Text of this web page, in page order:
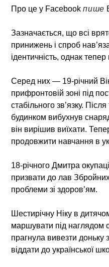
Про це у Facebookпише
Зазначається, що всі
принижень і спроб
ідентичність, однак
Серед них — 19-річний
прифронтовій зоні під
стабільного зв’язку.
будинком вибухнув
він вирішив виїхати.
продовжити навчання в
18-річного Дмитра
призвати до лав
проблеми зі здоров’ям.
Шестирічну Ніку в
маршувати під наглядом
прагнула вивезти доньку
віддати до української